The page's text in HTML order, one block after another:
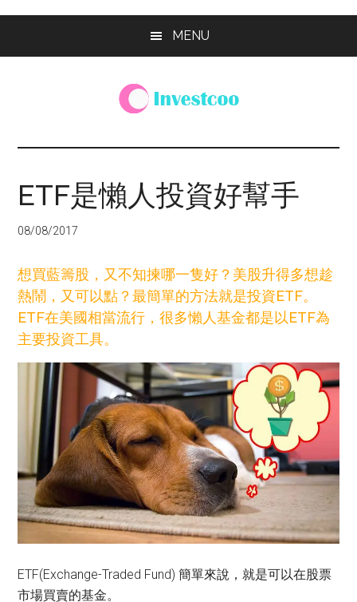
MENU
Investcoo
個
活
的
資
網
站
ETF是懶人投資好幫手
08/08/2017
想買藍籌股，又不知揀哪一隻好？美股升得多想趁
熱鬧，又可以點？最簡單的方法就是投資ETF。
ETF在美國相當流行，很多懶人基金都是以ETF為
主要投資工具。
ETF(Exchange-Traded Fund) 簡單來說，就是可以在股票
市場買賣的基金。